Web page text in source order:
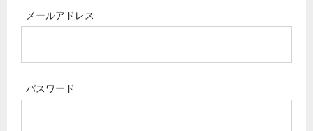
メールアドレス
パスワード